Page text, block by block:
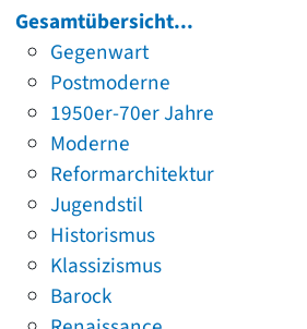
Gesamtübersicht...
Gegenwart
Postmoderne
1950er-70er Jahre
Moderne
Reformarchitektur
Jugendstil
Historismus
Klassizismus
Barock